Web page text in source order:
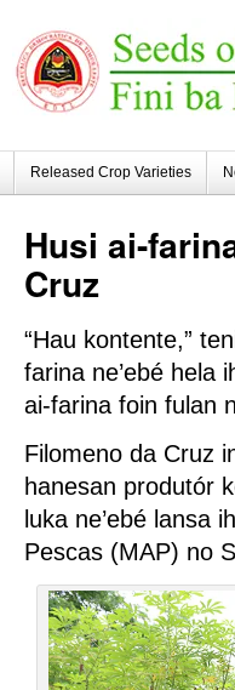
Released Crop Varieties
Husi ai-
Cruz
“Hau kontente,”
farina ne’ebé hela
ai-farina foin fulan
Filomeno da Cruz
hanesan produtór
luka ne’ebé lansa
Pescas (MAP) no